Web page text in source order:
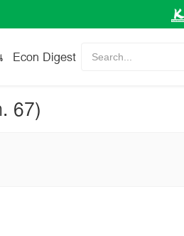
Econ Digest Search...
67)